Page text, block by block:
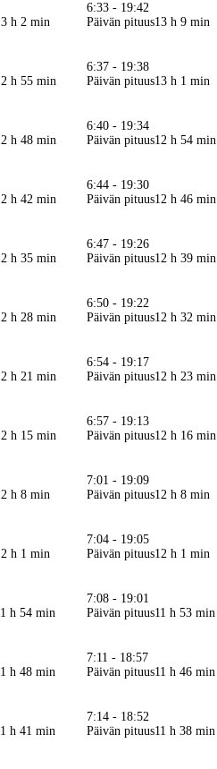
h 2 min
6:33 - 19:42
Päivän pituus13 h 9 min
h 55 min
6:37 - 19:38
Päivän pituus13 h 1 min
h 48 min
6:40 - 19:34
Päivän pituus12 h 54 min
h 42 min
6:44 - 19:30
Päivän pituus12 h 46 min
h 35 min
6:47 - 19:26
Päivän pituus12 h 39 min
h 28 min
6:50 - 19:22
Päivän pituus12 h 32 min
h 21 min
6:54 - 19:17
Päivän pituus12 h 23 min
h 15 min
6:57 - 19:13
Päivän pituus12 h 16 min
h 8 min
7:01 - 19:09
Päivän pituus12 h 8 min
h 1 min
7:04 - 19:05
Päivän pituus12 h 1 min
h 54 min
7:08 - 19:01
Päivän pituus11 h 53 min
h 48 min
7:11 - 18:57
Päivän pituus11 h 46 min
h 41 min
7:14 - 18:52
Päivän pituus11 h 38 min